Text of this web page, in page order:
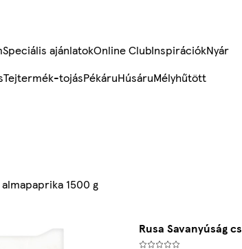
Speciális ajánlatokOnline ClubInspirációkNyár
Tejtermék-tojásPékáruHúsáruMélyhűtött
almapaprika 1500 g
Rusa Savanyúság